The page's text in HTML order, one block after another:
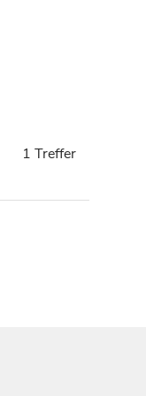
1 Treffer